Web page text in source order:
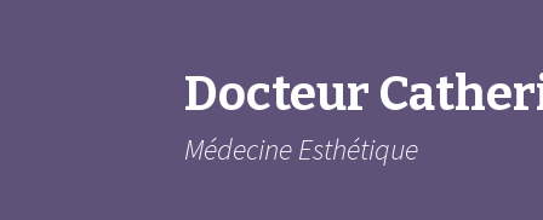
Docteur
Médecine Esthétique